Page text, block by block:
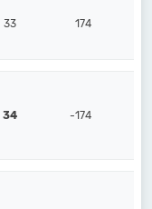
33 174
34 -174